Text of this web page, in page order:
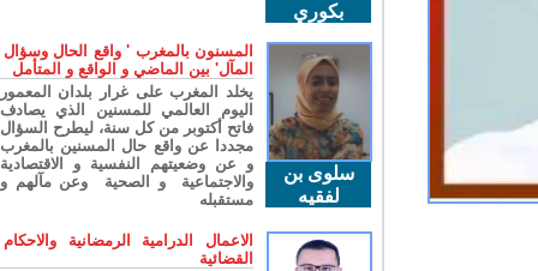
بكوري
سلوى بن
لفقيه
المسنون بالمغرب ' واقع الحال وسؤال
المآل' بين الماضي و الواقع و المتأمل
يخلد المغرب على غرار بلدان المعمور
اليوم العالمي للمسنين الذي يصادف
فاتح أكتوبر من كل سنة، ليطرح السؤال
مجددا عن واقع حال المسنين بالمغرب
و عن وضعيتهم النفسية و الاقتصادية
والاجتماعية و الصحية وعن مآلهم و
مستقبله
الاعمال الدرامية الرمضانية والاحكام
القضائية